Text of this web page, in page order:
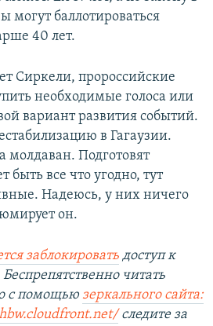
могут баллотироваться
40 лет.
Сиркели, пророссийские
необходимые голоса или
вариант развития событий.
в Гагаузии.
молдаван. Подготовят
быть все что угодно, тут
Надеюсь, у них ничего
он.
заблокировать доступ к
читать
с помощью зеркального сайта:
следите за